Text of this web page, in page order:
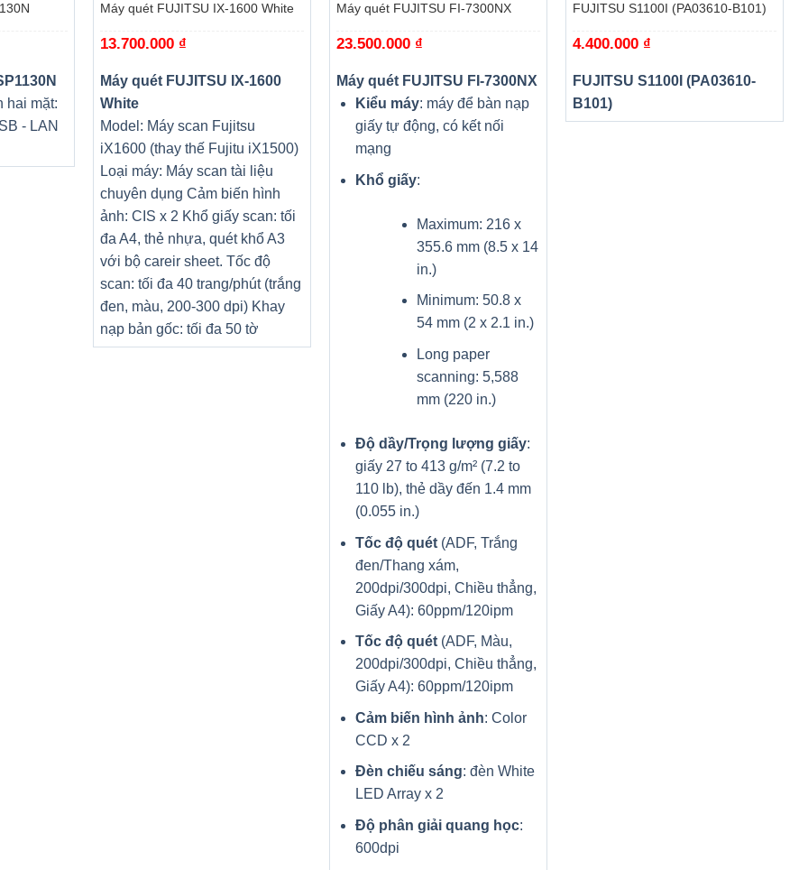
hai mặt:
- LAN
Máy quét FUJITSU IX-1600 White
13.700.000 ₫
Máy quét FUJITSU IX-1600
White
Model: Máy scan Fujitsu
iX1600 (thay thế Fujitu iX1500)
Loại máy: Máy scan tài liệu
chuyên dụng Cảm biến hình
ảnh: CIS x 2 Khổ giấy scan: tối
đa A4, thẻ nhựa, quét khổ A3
với bộ careir sheet. Tốc độ
scan: tối đa 40 trang/phút (trắng
đen, màu, 200-300 dpi) Khay
nạp bản gốc: tối đa 50 tờ
Máy quét FUJITSU FI-7300NX
23.500.000 ₫
Máy quét FUJITSU FI-7300NX
Kiểu máy: máy để bàn nạp
giấy tự động, có kết nối
mạng
Khổ giấy:
Maximum: 216 x
355.6 mm (8.5 x 14
in.)
Minimum: 50.8 x
54 mm (2 x 2.1 in.)
Long paper
scanning: 5,588
mm (220 in.)
Độ dầy/Trọng lượng giấy:
giấy 27 to 413 g/m² (7.2 to
110 lb), thẻ dầy đến 1.4 mm
(0.055 in.)
Tốc độ quét (ADF, Trắng
đen/Thang xám,
200dpi/300dpi, Chiều thẳng,
Giấy A4): 60ppm/120ipm
Tốc độ quét (ADF, Màu,
200dpi/300dpi, Chiều thẳng,
Giấy A4): 60ppm/120ipm
Cảm biến hình ảnh: Color
CCD x 2
Đèn chiếu sáng: đèn White
LED Array x 2
Độ phân giải quang học:
600dpi
FUJITSU S1100I (PA03610-B101)
4.400.000 ₫
FUJITSU S1100I (PA03610-
B101)